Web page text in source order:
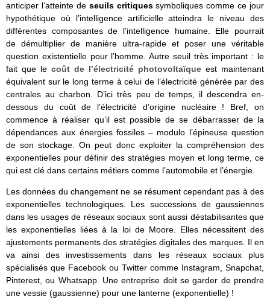
anticiper l’atteinte de seuils critiquessymboliques comme ce jour
hypothétique où l’intelligence artificielle atteindra le niveau des
différentes composantes de l’intelligence humaine. Elle pourrait
de démultiplier de manière ultra-rapide et poser une véritable
question existentielle pour l’homme. Autre seuil très important : le
fait que le coût de l’électricité photovoltaïque est maintenant
équivalent sur le long terme à celui de l’électricité générée par des
centrales au charbon. D’ici très peu de temps, il descendra en-
dessous du coût de l’électricité d’origine nucléaire ! Bref, on
commence à réaliser qu’il est possible de se débarrasser de la
dépendances aux énergies fossiles – modulo l’épineuse question
de son stockage. On peut donc exploiter la compréhension des
exponentielles pour définir des stratégies moyen et long terme, ce
qui est clé dans certains métiers comme l’automobile et l’énergie.
Les données du changement ne se résument cependant pas à des
exponentielles technologiques. Les successions de gaussiennes
dans les usages de réseaux sociaux sont aussi déstabilisantes que
les exponentielles liées à la loi de Moore. Elles nécessitent des
ajustements permanents des stratégies digitales des marques. Il en
va ainsi des investissements dans les réseaux sociaux plus
spécialisés que Facebook ou Twitter comme Instagram, Snapchat,
Pinterest, ou Whatsapp. Une entreprise doit se garder de prendre
une vessie (gaussienne) pour une lanterne (exponentielle) !